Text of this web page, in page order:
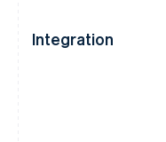
Integration